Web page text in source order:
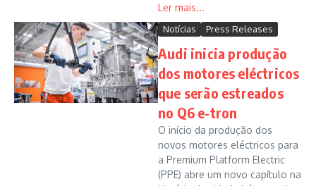
Notícias Press Releases
Audi inicia produção
dos motores eléctricos
que serão estreados
no Q6 e-tron
O início da produção dos
novos motores eléctricos para
a Premium Platform Electric
(PPE) abre um novo capítulo na